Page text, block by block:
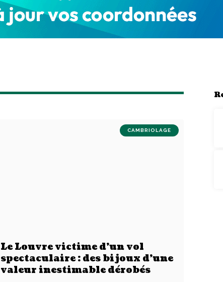
CAMBRIOLAGE
Le Louvre victime d’un vol
spectaculaire : des bijoux d’une
valeur inestimable dérobés